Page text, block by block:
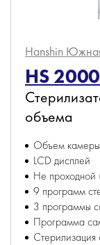
Hanshin
HS
объема
Объем
LCD дисплей
Не
9 программ
3 программы
Программа
Стерилизация